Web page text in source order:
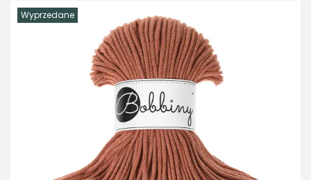
t
o
n
a
v
i
g
a
t
t
o
c
o
n
t
e
n
t
Wyprzedane